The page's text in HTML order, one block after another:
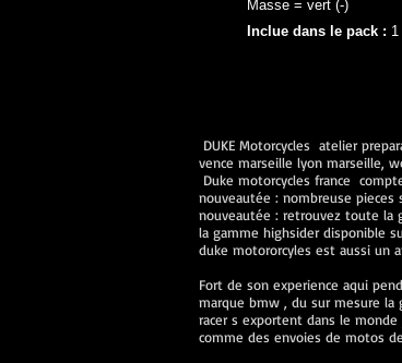
Masse = vert (-)
Inclue dans le pack :
DUKE Motorcycles atelier
vence marseille lyon marseille,
Duke motorcycles france
nouveautée : nombreuse
nouveautée : retrouvez toute la
la gamme highsider disponible
duke motororcyles est aussi un
Fort de son experience aqui
marque bmw , du sur mesure la
racer s exportent dans le
comme des envoies de motos